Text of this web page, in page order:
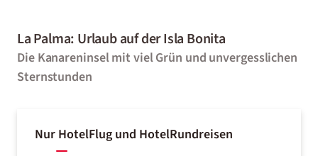
La Palma: Urlaub auf der Isla Bonita
Die Kanareninsel mit viel Grün und unvergesslichen
Sternstunden
Nur HotelFlug und HotelRundreisen